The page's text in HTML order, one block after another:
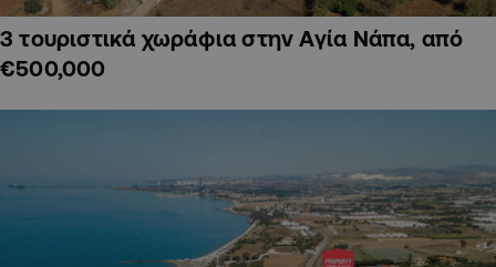
3 τουριστικά χωράφια στην Αγία Νάπα, από
€500,000